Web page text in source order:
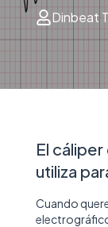
Dinbeat
El
utiliza
Cuando